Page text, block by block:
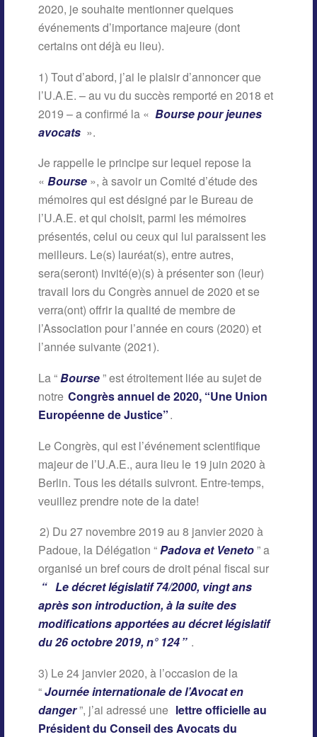
2020, je souhaite mentionner quelques
événements d’importance majeure (dont
certains ont déjà eu lieu).
1) Tout d’abord, j’ai le plaisir d’annoncer que
l’U.A.E. – au vu du succès remporté en 2018 et
2019 – a confirmé la « Bourse pour jeunes
avocats ».
Je rappelle le principe sur lequel repose la
« Bourse », à savoir un Comité d’étude des
mémoires qui est désigné par le Bureau de
l’U.A.E. et qui choisit, parmi les mémoires
présentés, celui ou ceux qui lui paraissent les
meilleurs. Le(s) lauréat(s), entre autres,
sera(seront) invité(e)(s) à présenter son (leur)
travail lors du Congrès annuel de 2020 et se
verra(ont) offrir la qualité de membre de
l’Association pour l’année en cours (2020) et
l’année suivante (2021).
La “Bourse” est étroitement liée au sujet de
notre Congrès annuel de 2020, “Une Union
Européenne de Justice”.
Le Congrès, qui est l’événement scientifique
majeur de l’U.A.E., aura lieu le 19 juin 2020 à
Berlin. Tous les détails suivront. Entre-temps,
veuillez prendre note de la date!
2) Du 27 novembre 2019 au 8 janvier 2020 à
Padoue, la Délégation “Padova et Veneto” a
organisé un bref cours de droit pénal fiscal sur
“ Le décret législatif 74/2000, vingt ans
après son introduction, à la suite des
modifications apportées au décret législatif
du 26 octobre 2019, n° 124” .
3) Le 24 janvier 2020, à l’occasion de la
“Journée internationale de l’Avocat en
danger”, j’ai adressé une lettre officielle au
Président du Conseil des Avocats du